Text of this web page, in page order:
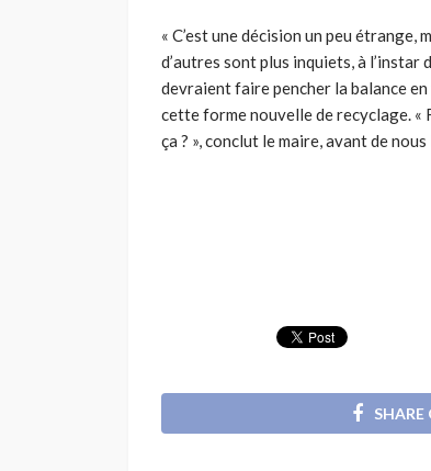
« C’est une décision un peu étrange,
d’autres sont plus inquiets, à l’instar
devraient faire pencher la balance
cette forme nouvelle de recyclage.
ça ? », conclut le maire, avant de
SHARE